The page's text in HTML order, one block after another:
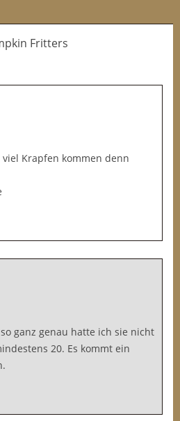
Fritters
Krapfen kommen denn
ganz genau hatte ich sie nicht
20. Es kommt ein